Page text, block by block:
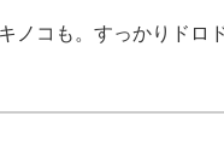
ノコも。すっかりドロ